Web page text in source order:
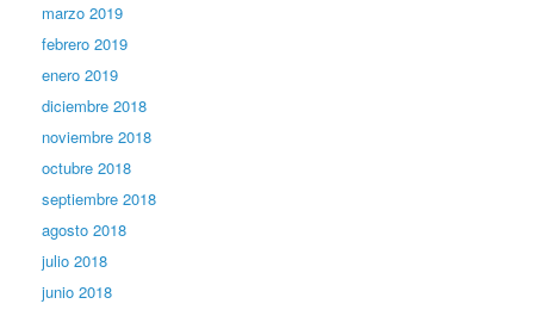
marzo 2019
febrero 2019
enero 2019
diciembre 2018
noviembre 2018
octubre 2018
septiembre 2018
agosto 2018
julio 2018
junio 2018